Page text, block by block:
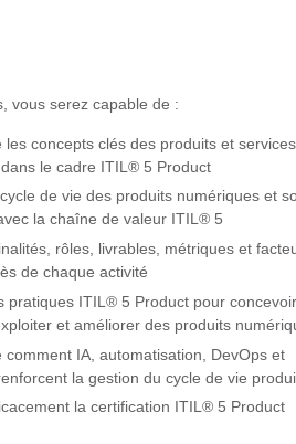
vous serez capable de :
les concepts clés des produits et services
le cadre ITIL® 5 Product
de vie des produits numériques et
la chaîne de valeur ITIL® 5
rôles, livrables, métriques et
de chaque activité
pratiques ITIL® 5 Product pour concevoir,
et améliorer des produits
comment IA, automatisation, DevOps et
la gestion du cycle de vie
la certification ITIL® 5 Product